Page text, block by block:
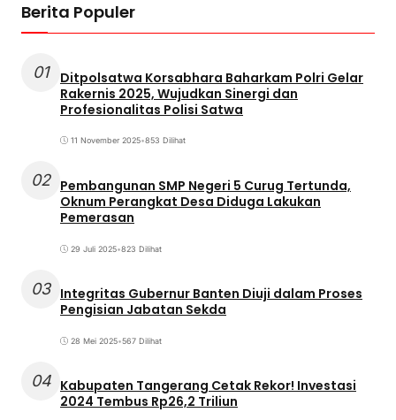
Berita Populer
01
Ditpolsatwa Korsabhara Baharkam Polri Gelar
Rakernis 2025, Wujudkan Sinergi dan
Profesionalitas Polisi Satwa
11 November 2025•853 Dilihat
02 Pembangunan SMP Negeri 5 Curug Tertunda,
Oknum Perangkat Desa Diduga Lakukan
Pemerasan
29 Juli 2025•823 Dilihat
03 Integritas Gubernur Banten Diuji dalam Proses
Pengisian Jabatan Sekda
28 Mei 2025•567 Dilihat
04 Kabupaten Tangerang Cetak Rekor! Investasi
2024 Tembus Rp26,2 Triliun